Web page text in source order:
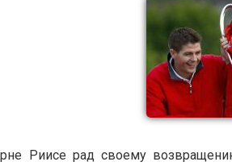
Риисе рад своему